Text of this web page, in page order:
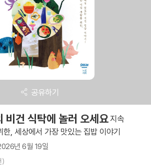
공유하기
비건 식탁에 놀러 오세요지속
, 세상에서 가장 맛있는 집밥 이야기
년 6월 19일
)